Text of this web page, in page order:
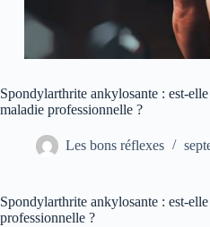
Spondylarthrite ankylosante : est-
maladie professionnelle ?
Les bons réflexes
Spondylarthrite ankylosante : est-
professionnelle ?